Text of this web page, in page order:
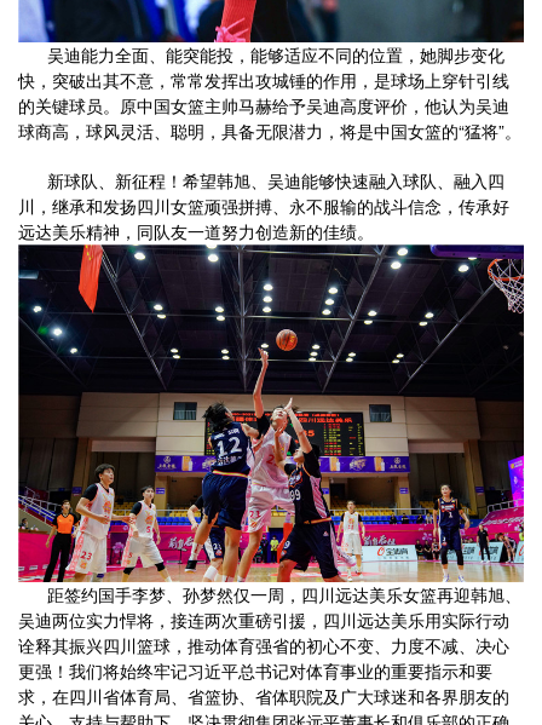
吴迪能力全面、能突能投，能够适应不同的位置，她脚步变化
快，突破出其不意，常常发挥出攻城锤的作用，是球场上穿针引线
的关键球员。原中国女篮主帅马赫给予吴迪高度评价，他认为吴迪
球商高，球风灵活、聪明，具备无限潜力，将是中国女篮的“猛将”。
新球队、新征程！希望韩旭、吴迪能够快速融入球队、融入四
川，继承和发扬四川女篮顽强拼搏、永不服输的战斗信念，传承好
远达美乐精神，同队友一道努力创造新的佳绩。
距签约国手李梦、孙梦然仅一周，四川远达美乐女篮再迎韩旭、
吴迪两位实力悍将，接连两次重磅引援，四川远达美乐用实际行动
诠释其振兴四川篮球，推动体育强省的初心不变、力度不减、决心
更强！我们将始终牢记习近平总书记对体育事业的重要指示和要
求，在四川省体育局、省篮协、省体职院及广大球迷和各界朋友的